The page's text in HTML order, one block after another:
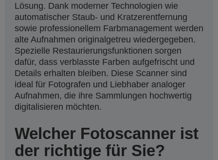
Lösung. Dank moderner Technologien wie
automatischer Staub- und Kratzerentfernung
sowie professionellem Farbmanagement werden
alte Aufnahmen originalgetreu wiedergegeben.
Spezielle Restaurierungsfunktionen sorgen
dafür, dass verblasste Farben aufgefrischt und
Details erhalten bleiben. Diese Scanner sind
ideal für Fotografen und Liebhaber analoger
Aufnahmen, die ihre Sammlungen hochwertig
digitalisieren möchten.
Welcher Fotoscanner ist
der richtige für Sie?